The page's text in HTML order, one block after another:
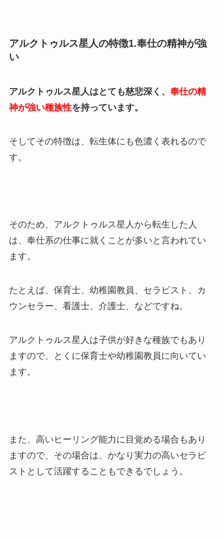
アルクトゥルス星人の特徴1.奉仕の精神が強
い
アルクトゥルス星人はとても慈悲深く、 奉仕の精
神が強い種族性を持っています。
そしてその特徴は、転生体にも色濃く表れるので
す。
そのため、アルクトゥルス星人から転生した人
は、奉仕系の仕事に就くことが多いと言われてい
ます。
たとえば、保育士、幼稚園教員、セラピスト、カ
ウンセラー、看護士、介護士、などですね。
アルクトゥルス星人は子供が好きな種族でもあり
ますので、とくに保育士や幼稚園教員に向いてい
ます。
また、高いヒーリング能力に目覚める場合もあり
ますので、その場合は、かなり実力の高いセラピ
ストとして活躍することもできるでしょう。